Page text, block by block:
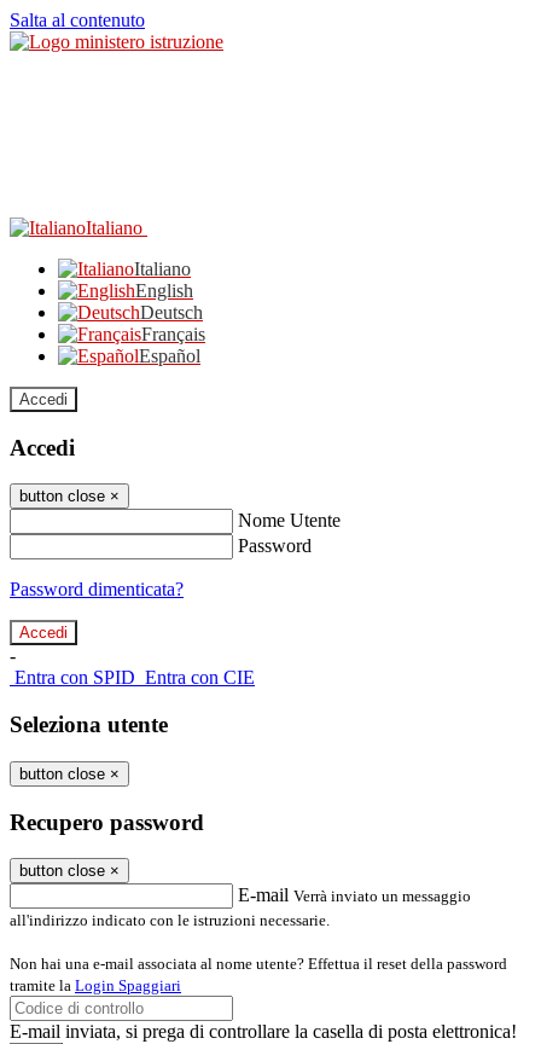
Salta al contenuto
Italiano
Italiano
English
Deutsch
Français
Español
Accedi
Accedi
button close ×
Nome Utente
Password
Password dimenticata?
-
Entra con SPID Entra con CIE
Seleziona utente
button close ×
Recupero password
button close ×
E-mail Verrà inviato un messaggio
all'indirizzo indicato con le istruzioni necessarie.
Non hai una e-mail associata al nome utente? Effettua il reset della password
tramite la Login Spaggiari
E-mail inviata, si prega di controllare la casella di posta elettronica!